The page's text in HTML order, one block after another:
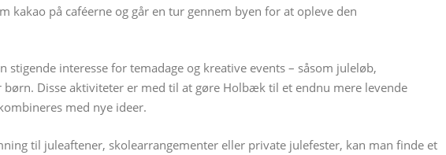
kakao på caféerne og går en tur gennem byen for at opleve den
stigende interesse for temadage og kreative events – såsom juleløb,
Disse aktiviteter er med til at gøre Holbæk til et endnu mere levende
med nye ideer.
til juleaftener, skolearrangementer eller private julefester, kan man finde et